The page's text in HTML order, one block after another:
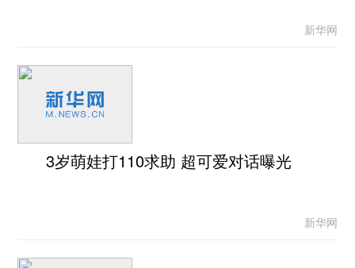
新华网
3岁萌娃打110求助 超可爱对话曝光
新华网